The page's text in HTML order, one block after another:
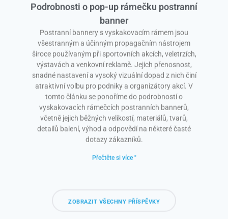
Podrobnosti o pop-up rámečku postranní
banner
Postranní bannery s vyskakovacím rámem jsou
všestranným a účinným propagačním nástrojem
široce používaným při sportovních akcích, veletrzích,
výstavách a venkovní reklamě. Jejich přenosnost,
snadné nastavení a vysoký vizuální dopad z nich činí
atraktivní volbu pro podniky a organizátory akcí. V
tomto článku se ponoříme do podrobností o
vyskakovacích rámečcích postranních bannerů,
včetně jejich běžných velikostí, materiálů, tvarů,
detailů balení, výhod a odpovědí na některé časté
dotazy zákazníků.
Přečtěte si více "
ZOBRAZIT VŠECHNY PŘÍSPĚVKY